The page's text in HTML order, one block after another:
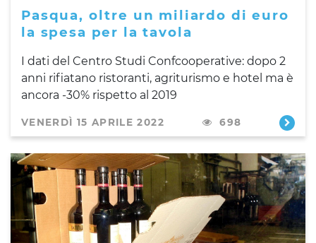
Pasqua, oltre un miliardo di euro
la spesa per la tavola
I dati del Centro Studi Confcooperative: dopo 2
anni rifiatano ristoranti, agriturismo e hotel ma è
ancora -30% rispetto al 2019
VENERDÌ 15 APRILE 2022 698